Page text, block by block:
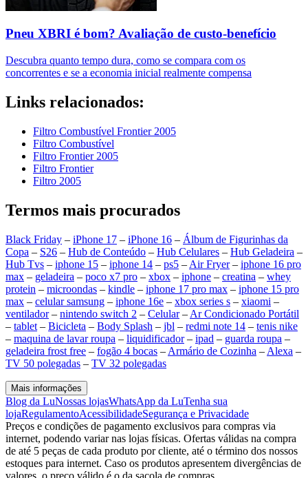
Pneu XBRI é bom? Avaliação de custo-benefício
Descubra quanto tempo dura, como se compara com os
concorrentes e se a economia inicial realmente compensa
Links relacionados:
Filtro Combustível Frontier 2005
Filtro Combustível
Filtro Frontier 2005
Filtro Frontier
Filtro 2005
Termos mais procurados
Black Friday – iPhone 17 – iPhone 16 – Álbum de Figurinhas da
Copa – S26 – Hub de Conteúdo – Hub Celulares – Hub Geladeira –
Hub Tvs – iphone 15 – iphone 14 – ps5 – Air Fryer– iphone 16 pro
max – geladeira – poco x7 pro – xbox – iphone – creatina – whey
protein – microondas – kindle – iphone 17 pro max – iphone 15 pro
max – celular samsung – iphone 16e – xbox series s – xiaomi –
ventilador– nintendo switch 2 – Celular– Ar Condicionado Portátil
– tablet – Bicicleta – Body Splash – jbl – redmi note 14 – tenis nike
– maquina de lavar roupa – liquidificador– ipad – guarda roupa –
geladeira frost free – fogão 4 bocas – Armário de Cozinha – Alexa –
TV 50 polegadas – TV 32 polegadas
Mais informações
Blog da LuNossas lojasWhatsApp da LuTenha sua
lojaRegulamentoAcessibilidadeSegurança e Privacidade
Preços e condições de pagamento exclusivos para compras via
internet, podendo variar nas lojas físicas. Ofertas válidas na compra
de até 5 peças de cada produto por cliente, até o término dos nossos
estoques para internet. Caso os produtos apresentem divergências de
valores, o preço válido é o da sacola de compras.